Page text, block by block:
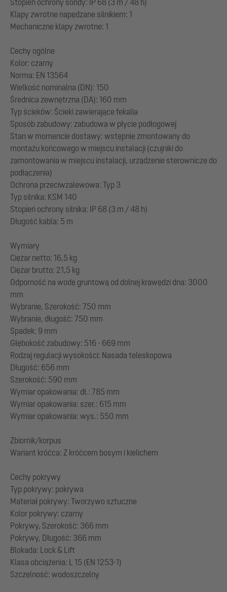
Stopień ochrony sondy: IP 68 (3 m / 48 h)
Klapy zwrotne napędzane silnikiem: 1
Mechaniczne klapy zwrotne: 1
Cechy ogólne
Kolor: czarny
Norma: EN 13564
Wielkość nominalna (DN): 150
Średnica zewnętrzna (DA): 160 mm
Typ ścieków: Ścieki zawierające fekalia
Sposób zabudowy: zabudowa w płycie podłogowej
Stan w momencie dostawy: wstępnie zmontowany do
montażu końcowego w miejscu instalacji (czujniki do
zamontowania w miejscu instalacji, urządzenie sterownicze do
podłączenia)
Ochrona przeciwzalewowa: Typ 3
Typ silnika: KSM 140
Stopień ochrony silnika: IP 68 (3 m / 48 h)
Długość kabla: 5 m
Wymiary
Ciężar netto: 16,5 kg
Ciężar brutto: 21,5 kg
Odporność na wodę gruntową od dolnej krawędzi dna: 3000
mm
Wybranie, Szerokość: 750 mm
Wybranie, długość: 750 mm
Spadek: 9 mm
Głębokość zabudowy: 516 - 669 mm
Rodzaj regulacji wysokości: Nasada teleskopowa
Długość: 656 mm
Szerokość: 590 mm
Wymiar opakowania: dł.: 785 mm
Wymiar opakowania: szer.: 615 mm
Wymiar opakowania: wys.: 550 mm
Zbiornik/korpus
Wariant króćca: Z króćcem bosym i kielichem
Cechy pokrywy
Typ pokrywy: pokrywa
Materiał pokrywy: Tworzywo sztuczne
Kolor pokrywy: czarny
Pokrywy, Szerokość: 366 mm
Pokrywy, Długość: 366 mm
Blokada: Lock & Lift
Klasa obciążenia: L 15 (EN 1253-1)
Szczelność: wodoszczelny